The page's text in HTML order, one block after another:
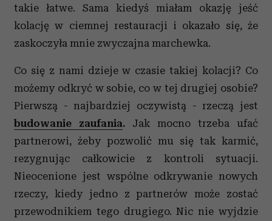
takie łatwe. Sama kiedyś miałam okazję jeść
kolację w ciemnej restauracji i okazało się, że
zaskoczyła mnie zwyczajna marchewka.
Co się z nami dzieje w czasie takiej kolacji? Co
możemy odkryć w sobie, co w tej drugiej osobie?
Pierwszą - najbardziej oczywistą - rzeczą jest
budowanie zaufania. Jak mocno trzeba ufać
partnerowi, żeby pozwolić mu się tak karmić,
rezygnując całkowicie z kontroli sytuacji.
Nieocenione jest wspólne odkrywanie nowych
rzeczy, kiedy jedno z partnerów może zostać
przewodnikiem tego drugiego. Nic nie wyjdzie